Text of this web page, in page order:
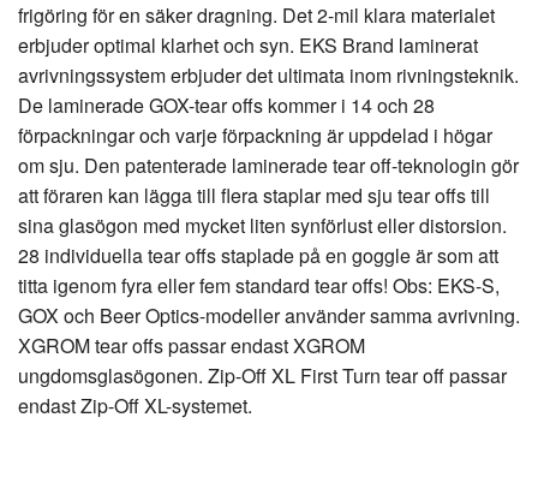
frigöring för en säker dragning. Det 2-mil klara materialet
erbjuder optimal klarhet och syn. EKS Brand laminerat
avrivningssystem erbjuder det ultimata inom rivningsteknik.
De laminerade GOX-tear offs kommer i 14 och 28
förpackningar och varje förpackning är uppdelad i högar
om sju. Den patenterade laminerade tear off-teknologin gör
att föraren kan lägga till flera staplar med sju tear offs till
sina glasögon med mycket liten synförlust eller distorsion.
28 individuella tear offs staplade på en goggle är som att
titta igenom fyra eller fem standard tear offs! Obs: EKS-S,
GOX och Beer Optics-modeller använder samma avrivning.
XGROM tear offs passar endast XGROM
ungdomsglasögonen. Zip-Off XL First Turn tear off passar
endast Zip-Off XL-systemet.